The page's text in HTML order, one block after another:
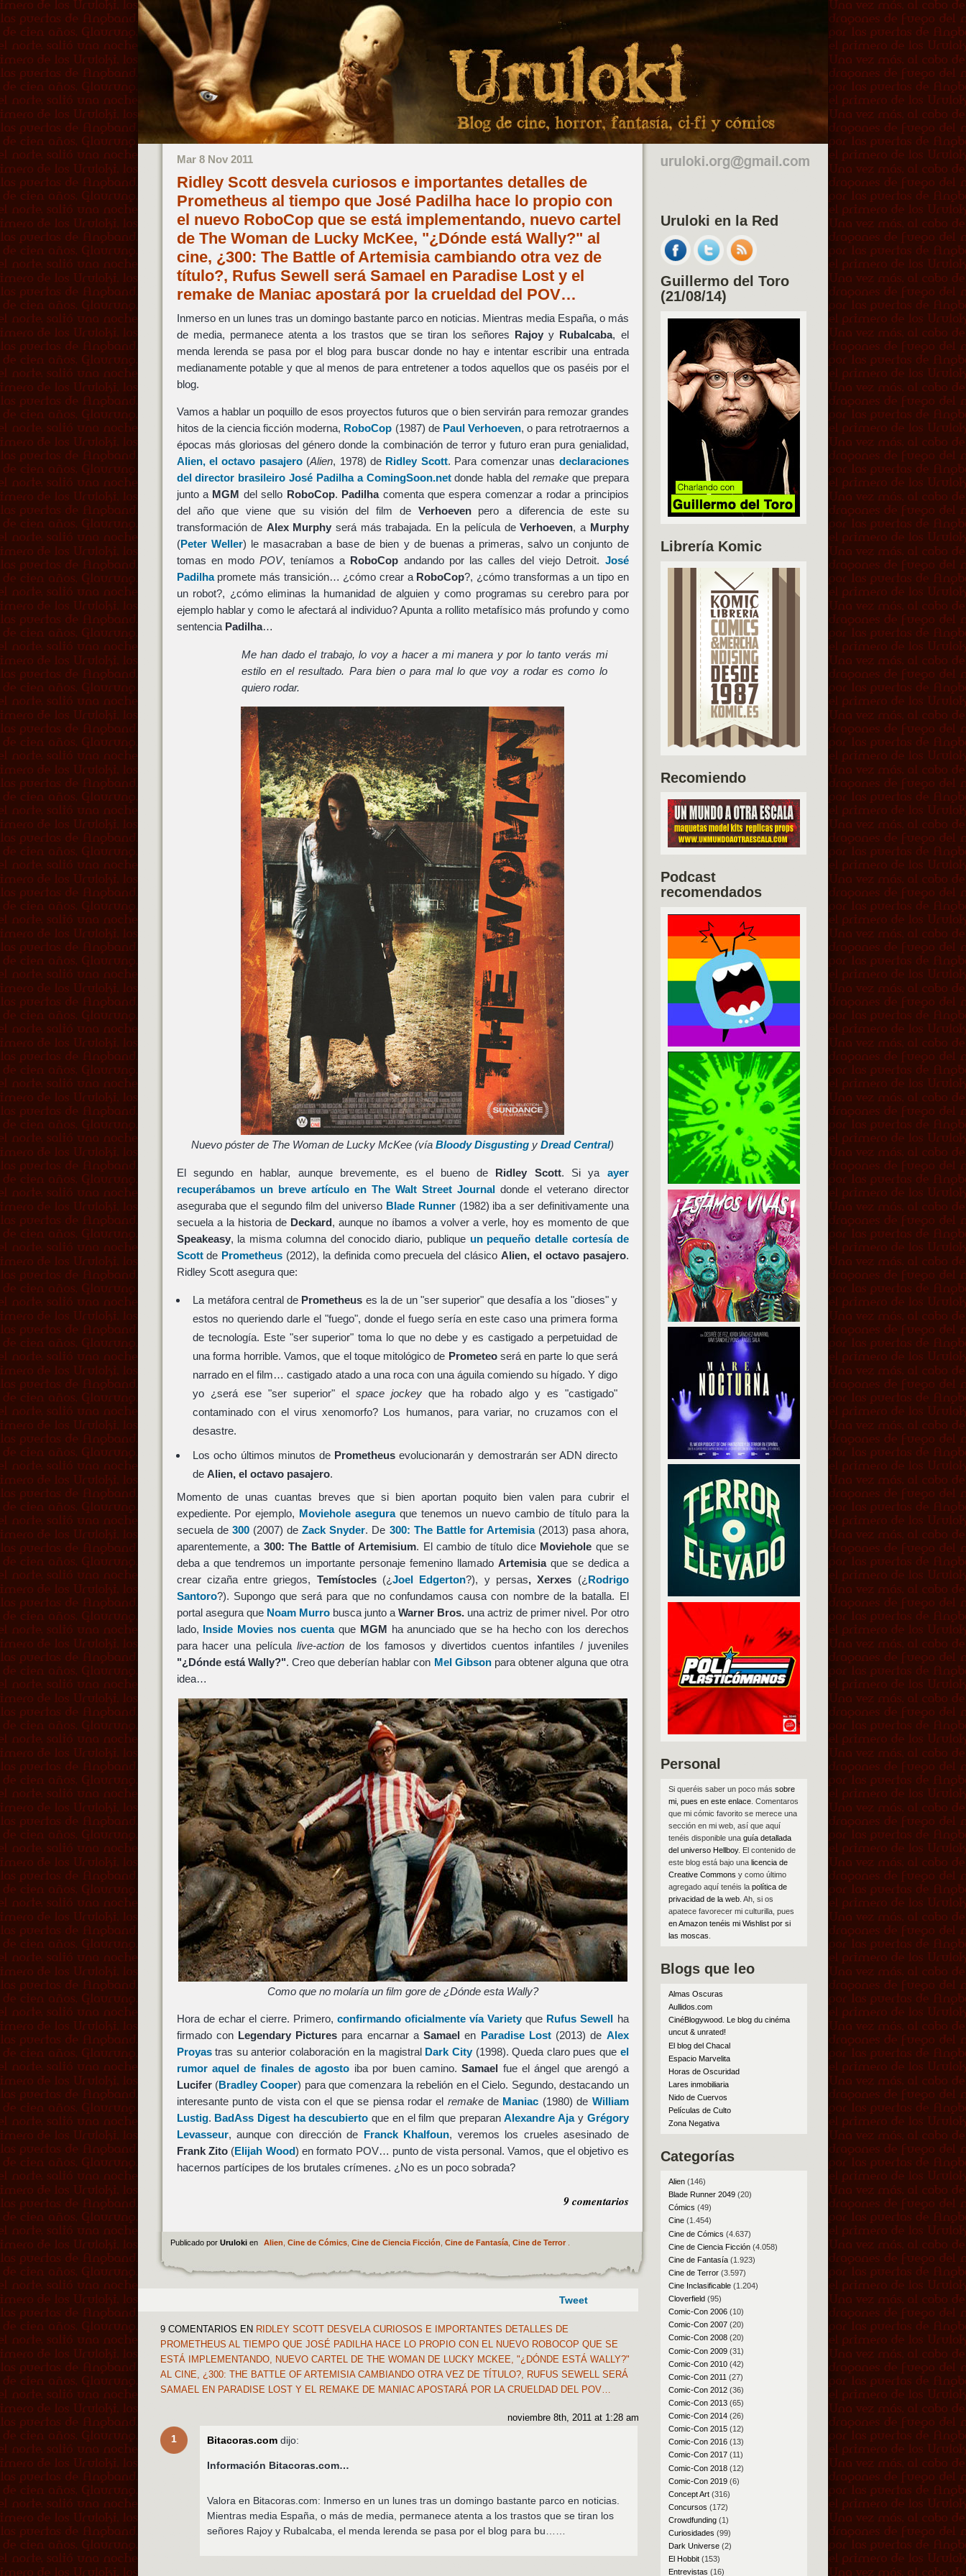
Mar 8 Nov 2011
Ridley Scott desvela curiosos e importantes detalles de
Prometheus al tiempo que José Padilha hace lo propio con
el nuevo RoboCop que se está implementando, nuevo cartel
de The Woman de Lucky McKee, "¿Dónde está Wally?" al
cine, ¿300: The Battle of Artemisia cambiando otra vez de
título?, Rufus Sewell será Samael en Paradise Lost y el
remake de Maniac apostará por la crueldad del POV…
Inmerso en un lunes tras un domingo bastante parco en noticias. Mientras media España, o más
de media, permanece atenta a los trastos que se tiran los señores Rajoy y Rubalcaba, el
menda lerenda se pasa por el blog para buscar donde no hay e intentar escribir una entrada
medianamente potable y que al menos de para entretener a todos aquellos que os paséis por el
blog.
Vamos a hablar un poquillo de esos proyectos futuros que o bien servirán para remozar grandes
hitos de la ciencia ficción moderna, RoboCop (1987) de Paul Verhoeven, o para retrotraernos a
épocas más gloriosas del género donde la combinación de terror y futuro eran pura genialidad,
Alien, el octavo pasajero(Alien, 1978) de Ridley Scott. Para comenzar unas declaraciones
del director brasileiro José Padilha a ComingSoon.netdonde habla del remakeque prepara
junto a MGM del sello RoboCop. Padilhacomenta que espera comenzar a rodar a principios
del año que viene que su visión del film de Verhoevenpero a diferencia de este su
transformación de Alex Murphy será más trabajada. En la película deVerhoeven, a Murphy
(Peter Weller) le masacraban a base de bien y de buenas a primeras, salvo un conjunto de
tomas en modo POV, teníamos a RoboCop andando por las calles del viejo Detroit. José
Padilhapromete más transición… ¿cómo crear a RoboCop?, ¿cómo transformas a un tipo en
un robot?, ¿cómo eliminas la humanidad de alguien y como programas su cerebro para por
ejemplo hablar y como le afectará al individuo? Apunta a rollito metafísico más profundo y como
sentencia Padilha…
Me han dado el trabajo, lo voy a hacer a mi manera y por lo tanto verás mi
estilo en el resultado. Para bien o para mal lo que voy a rodar es como lo
quiero rodar.
Nuevo póster de The Woman de Lucky McKee (víaBloody Disgusting yDread Central)
El segundo en hablar, aunque brevemente, es el bueno de Ridley Scott. Si ya ayer
recuperábamos un breve artículo en The Walt Street Journal donde el veterano director
aseguraba que el segundo film del universo Blade Runner(1982) iba a ser definitivamente una
secuela a la historia de Deckard, aunque no íbamos a volver a verle, hoy es momento de que
Speakeasy, la misma columna del conocido diario, publique un pequeño detalle cortesía de
Scottde Prometheus (2012), la definida como precuela del clásicoAlien, el octavo pasajero.
Ridley Scott asegura que:
La metáfora central de Prometheus es la de un "ser superior" que desafía a los "dioses" y
estos no queriendo darle el "fuego", donde el fuego sería en este caso una primera forma
de tecnología. Este "ser superior" toma lo que no debe y es castigado a perpetuidad de
una forma horrible. Vamos, que el toque mitológico de Prometeoserá en parte lo que será
narrado en el film… castigado atado a una roca con una águila comiendo su hígado. Y digo
yo ¿será ese "ser superior" elspace jockey que ha robado algo y es "castigado"
contaminado con el virus xenomorfo? Los humanos, para variar, no cruzamos con el
desastre.
Los ocho últimos minutos de Prometheus evolucionarán y demostrarán ser ADN directo
deAlien, el octavo pasajero.
Momento de unas cuantas breves que si bien aportan poquito bien valen para cubrir el
expediente. Por ejemplo, Moviehole aseguraque tenemos un nuevo cambio de título para la
secuela de 300(2007) deZack Snyder. De 300: The Battle for Artemisia(2013) pasa ahora,
aparentemente, a 300: The Battle of Artemisium. El cambio de título dice Moviehole que se
deba a que tendremos un importante personaje femenino llamado Artemisiaque se dedica a
crear cizaña entre griegos, Temístocles(¿Joel Edgerton?), y persas, Xerxes (¿ Rodrigo
Santoro?). Supongo que será para que no confundamos causa con nombre de la batalla. El
portal asegura que Noam Murrobusca junto aWarner Bros. una actriz de primer nivel. Por otro
lado, Inside Movies nos cuentaque MGM ha anunciado que se ha hecho con los derechos
para hacer una películalive-action de los famosos y divertidos cuentos infantiles / juveniles
"¿Dónde está Wally?". Creo que deberían hablar con Mel Gibsonpara obtener alguna que otra
idea…
Como que no molaría un film gore de ¿Dónde esta Wally?
Hora de echar el cierre. Primero, confirmando oficialmente vía Variety que Rufus Sewell ha
firmado con Legendary Pictures para encarnar aSamael en Paradise Lost(2013) de Alex
Proyastras su anterior colaboración en la magistral Dark City(1998). Queda claro pues que el
rumor aquel de finales de agosto iba por buen camino.Samael fue el ángel que arengó a
Lucifer(Bradley Cooper) para que comenzara la rebelión en el Cielo. Segundo, destacando un
interesante punto de vista con el que se piensa rodar el remakede Maniac (1980) de William
Lustig. BadAss Digest ha descubierto que en el film que preparanAlexandre Ajay Grégory
Levasseur, aunque con dirección de Franck Khalfoun, veremos los crueles asesinado de
Frank Zito(Elijah Wood) en formato POV… punto de vista personal. Vamos, que el objetivo es
hacernos partícipes de los brutales crímenes. ¿No es un poco sobrada?
9 comentarios
Publicado por Uruloki en Alien Cine de Cómics, Cine de Ciencia Ficción Cine de Fantasía, Cine de Terror.
Tweet
9 COMENTARIOS EN RIDLEY SCOTT DESVELA CURIOSOS E IMPORTANTES DETALLES DE
PROMETHEUS AL TIEMPO QUE JOSÉ PADILHA HACE LO PROPIO CON EL NUEVO ROBOCOP QUE SE
ESTÁ IMPLEMENTANDO, NUEVO CARTEL DE THE WOMAN DE LUCKY MCKEE, "¿DÓNDE ESTÁ WALLY?"
AL CINE, ¿300: THE BATTLE OF ARTEMISIA CAMBIANDO OTRA VEZ DE TÍTULO?, RUFUS SEWELL SERÁ
SAMAEL EN PARADISE LOST Y EL REMAKE DE MANIAC APOSTARÁ POR LA CRUELDAD DEL POV…
1
noviembre 8th, 2011 at 1:28 am
Bitacoras.com dijo:
Información Bitacoras.com…
Valora en Bitacoras.com: Inmerso en un lunes tras un domingo bastante parco en noticias.
Mientras media España, o más de media, permanece atenta a los trastos que se tiran los
señores Rajoy y Rubalcaba, el menda lerenda se pasa por el blog para bu……
Uruloki en la Red
Guillermo del Toro
(21/08/14)
Librería Komic
Recomiendo
Podcast
recomendados
Personal
Si queréis saber un poco más sobre
mi, pues en este enlace. Comentaros
que mi cómic favorito se merece una
sección en mi web, así que aquí
tenéis disponible una guía detallada
del universo Hellboy. El contenido de
este blog está bajo una licencia de
Creative Commons y como último
agregado aquí tenéis la política de
privacidad de la web. Ah, si os
apatece favorecer mi culturilla, pues
en Amazon tenéis mi Wishlist por si
las moscas
Blogs que leo
Almas Oscuras
Aullidos.com
CinéBlogywood. Le blog du cinéma
uncut & unrated!
El blog del Chacal
Espacio Marvelita
Horas de Oscuridad
Lares inmobiliaria
Nido de Cuervos
Películas de Culto
Zona Negativa
Categorías
Alien(146)
Blade Runner 2049(20)
Cómics (49)
Cine(1.454)
Cine de Cómics (4.637)
Cine de Ciencia Ficción(4.058)
Cine de Fantasía(1.923)
Cine de Terror(3.597)
Cine Inclasificable(1.204)
Cloverfield(95)
Comic-Con 2006(10)
Comic-Con 2007(20)
Comic-Con 2008(20)
Comic-Con 2009(31)
Comic-Con 2010(42)
Comic-Con 2011 (27)
Comic-Con 2012(36)
Comic-Con 2013(65)
Comic-Con 2014(26)
Comic-Con 2015(12)
Comic-Con 2016(13)
Comic-Con 2017(11)
Comic-Con 2018(12)
Comic-Con 2019(6)
Concept Art(316)
Concursos (172)
Crowdfunding(1)
Curiosidades (99)
Dark Universe(2)
El Hobbit(153)
Entrevistas (16)